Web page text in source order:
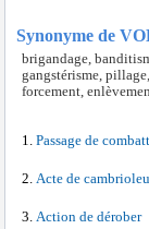
Synonyme de
brigandage,
gangstérisme,
forcement,
Passage de
Acte de
Action de dérober